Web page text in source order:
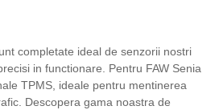
completate ideal de senzorii nostri
in functionare. Pentru FAW Senia
TPMS, ideale pentru mentinerea
Descopera gama noastra de